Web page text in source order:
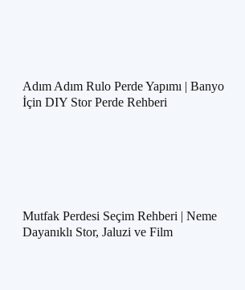
Adım Adım Rulo Perde Yapımı | Banyo
İçin DIY Stor Perde Rehberi
Mutfak Perdesi Seçim Rehberi | Neme
Dayanıklı Stor, Jaluzi ve Film